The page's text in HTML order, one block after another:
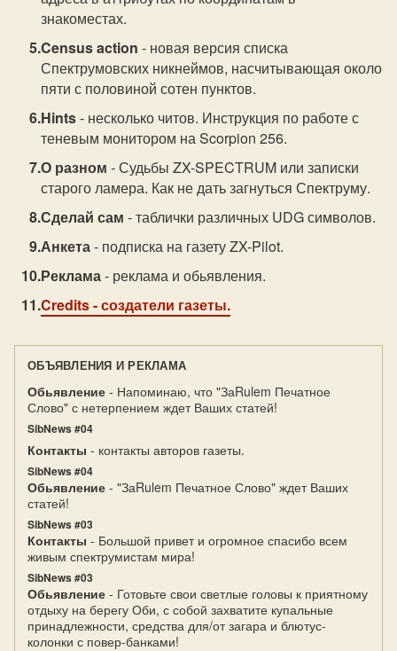
знакоместах.
Census action - новая версия списка
Спектрумовских никнеймов, насчитывающая около
пяти с половиной сотен пунктов.
Hints- несколько читов. Инструкция по работе с
теневым монитором на Scorpion 256.
О разном - Судьбы ZX-SPECTRUM или записки
старого ламера. Как не дать загнуться Спектруму.
Сделай сам - таблички различных UDG символов.
Анкета- подписка на газету ZX-Pilot.
Реклама- реклама и обьявления.
Credits- создатели газеты.
ОБЪЯВЛЕНИЯ И РЕКЛАМА
Обьявление - Напоминаю, что "ЗаRulem Печатное
Слово" с нетерпением ждет Ваших статей!
SibNews #04
Контакты - контакты авторов газеты.
SibNews #04
Обьявление - "ЗаRulem Печатное Слово" ждет Ваших
статей!
SibNews #03
Контакты - Большой привет и огромное спасибо всем
живым спектрумистам мира!
SibNews #03
Обьявление - Готовьте свои светлые головы к приятному
отдыху на берегу Оби, с собой захватите купальные
принадлежности, средства для/от загара и блютус-
колонки с повер-банками!